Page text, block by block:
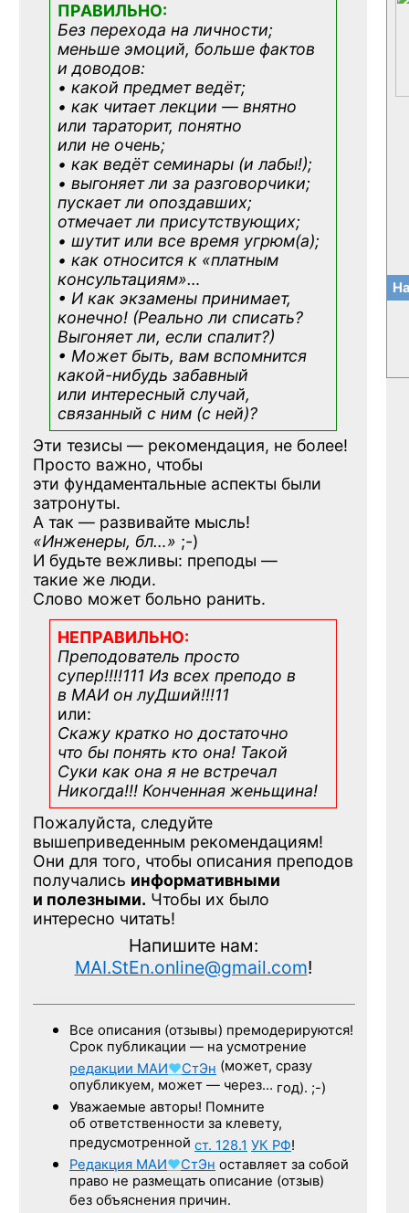
ПРАВИЛЬНО:
Без перехода на личности;
меньше эмоций, больше фактов
и доводов:
• какой предмет ведёт;
• как читает лекции — внятно
или тараторит, понятно
или не очень;
• как ведёт семинары (и лабы!);
• выгоняет ли за разговорчики;
пускает ли опоздавших;
отмечает ли присутствующих;
• шутит или все время угрюм(а);
• как относится к «платным
консультациям»…
• И как экзамены принимает,
конечно! (Реально ли списать?
Выгоняет ли, если спалит?)
• Может быть, вам вспомнится
какой-нибудь забавный
или интересный случай,
связанный с ним (с ней)?
Эти тезисы — рекомендация, не более!
Просто важно, чтобы
эти фундаментальные аспекты были
затронуты.
А так — развивайте мысль!
«Инженеры, бл…» ;-)
И будьте вежливы: преподы —
такие же люди.
Слово может больно ранить.
НЕПРАВИЛЬНО:
Преподователь просто
супер!!!!111 Из всех преподо в
в МАИ он луДший!!!11
или:
Скажу кратко но достаточно
что бы понять кто она! Такой
Суки как она я не встречал
Никогда!!! Конченная женьщина!
Пожалуйста, следуйте
вышеприведенным рекомендациям!
Они для того, чтобы описания преподов
получались информативными
и полезными. Чтобы их было
интересно читать!
Напишите нам:
MAI.StEn.online@gmail.com!
Все описания (отзывы) премодерируются!
Срок публикации — на усмотрение
редакции МАИ♥СтЭн (может, сразу
опубликуем, может — через… год). ;-)
Уважаемые авторы! Помните
об ответственности за клевету,
предусмотренной ст. 128.1 УК РФ!
Редакция МАИ♥СтЭн оставляет за собой
право не размещать описание (отзыв)
без объяснения причин.